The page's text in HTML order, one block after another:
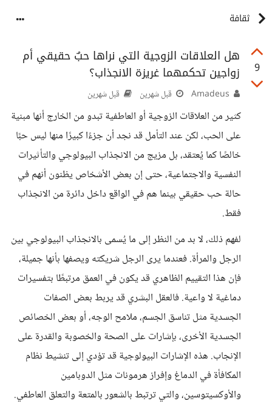
ثقافة
9
هل العلاقات الزوجية التي نراها حبٌ حقيقي أم
زواجين تحكمهما غريزة الانجذاب؟
قبل شهرين قبل شهرين
كثير من العلاقات الزوجية أو العاطفية تبدو من الخارج أنها مبنية
على الحب، لكن عند التأمل قد نجد أن جزءًا كبيرًا منها ليس حبًا
خالصًا كما يُعتقد، بل مزيج من الانجذاب البيولوجي والتأثيرات
النفسية والاجتماعية، حتى إن بعض الأشخاص يظنون أنهم في
حالة حب حقيقي بينما هم في الواقع داخل دائرة من الانجذاب
فقط.
لفهم ذلك، لا بد من النظر إلى ما يُسمى بالانجذاب البيولوجي بين
الرجل والمرأة. فعندما يرى الرجل شريكته ويصفها بأنها جميلة،
فإن هذا التقييم الظاهري قد يكون في العمق مرتبطًا بتفسيرات
دماغية لا واعية. فالعقل البشري قد يربط بعض الصفات
الجسدية مثل تناسق الجسم، ملامح الوجه، أو بعض الخصائص
الجسدية الأخرى، بإشارات على الصحة والخصوبة والقدرة على
الإنجاب. هذه الإشارات البيولوجية قد تؤدي إلى تنشيط نظام
المكافأة في الدماغ وإفراز هرمونات مثل الدوبامين
والأوكسيتوسين، والتي ترتبط بالشعور بالمتعة والتعلق العاطفي.